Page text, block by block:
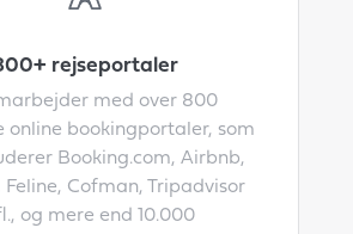
rejseportaler
med over 800
online bookingportaler, som
Booking.com, Airbnb,
Feline, Cofman, Tripadvisor
og mere end 10.000